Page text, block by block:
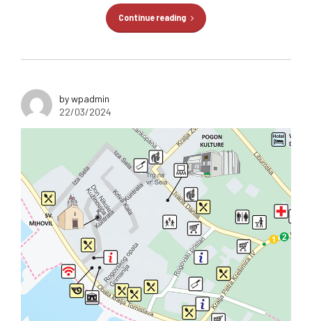
Continue reading
by wpadmin
22/03/2024